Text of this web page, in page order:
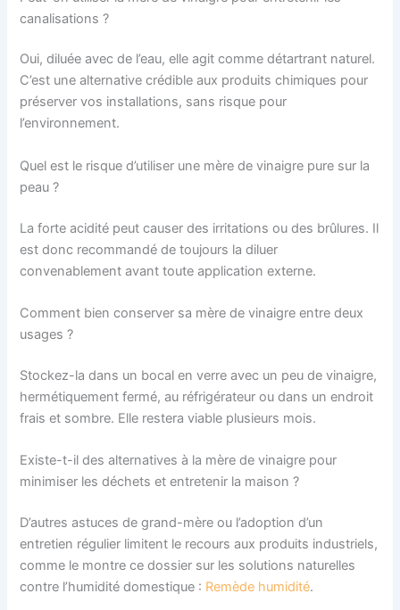
canalisations ?
Oui, diluée avec de l’eau, elle agit comme détartrant naturel.
C’est une alternative crédible aux produits chimiques pour
préserver vos installations, sans risque pour
l’environnement.
Quel est le risque d’utiliser une mère de vinaigre pure sur la
peau ?
La forte acidité peut causer des irritations ou des brûlures. Il
est donc recommandé de toujours la diluer
convenablement avant toute application externe.
Comment bien conserver sa mère de vinaigre entre deux
usages ?
Stockez-la dans un bocal en verre avec un peu de vinaigre,
hermétiquement fermé, au réfrigérateur ou dans un endroit
frais et sombre. Elle restera viable plusieurs mois.
Existe-t-il des alternatives à la mère de vinaigre pour
minimiser les déchets et entretenir la maison ?
D’autres astuces de grand-mère ou l’adoption d’un
entretien régulier limitent le recours aux produits industriels,
comme le montre ce dossier sur les solutions naturelles
contre l’humidité domestique : Remède humidité.